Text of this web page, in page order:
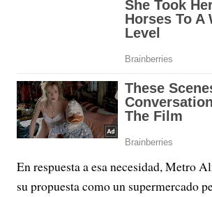
En respuesta a esa necesidad, Metro
su propuesta como un supermercado